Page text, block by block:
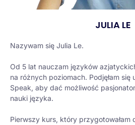
JULIA LE
Nazywam się Julia Le.
Od 5 lat nauczam języków
na różnych poziomach. Podjęłam
Speak, aby dać możliwość
nauki języka.
Pierwszy kurs, który przygotowałam